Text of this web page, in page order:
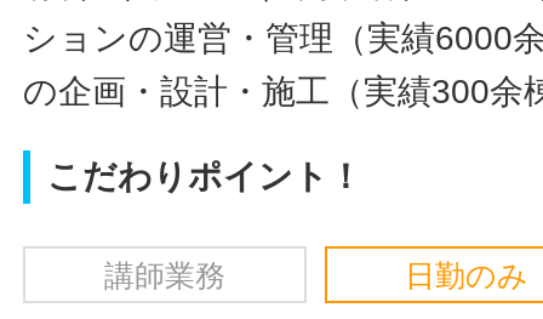
ションの運営・管理（実績6000
の企画・設計・施工（実績300余
こだわりポイント！
講師業務 日勤のみ